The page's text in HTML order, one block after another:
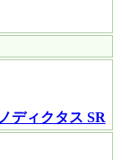
ディクタス SR